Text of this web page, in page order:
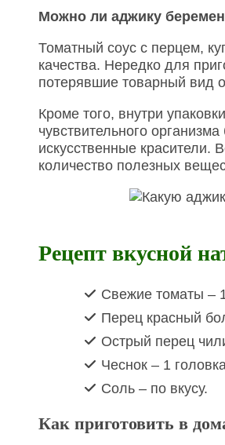
Можно ли аджику
Томатный соус с перцем,
качества. Нередко для
потерявшие товарный вид
Кроме того, внутри
чувствительного
искусственные красители.
количество полезных
Рецепт вкусной
Свежие томаты –
Перец красный
Острый перец
Чеснок – 1
Соль – по вкусу.
Как приготовить в